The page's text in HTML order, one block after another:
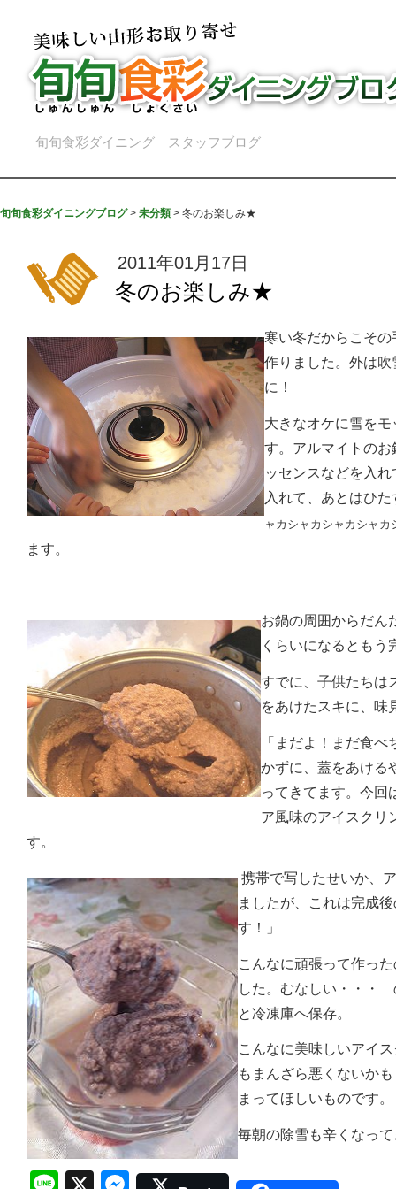
旬旬食彩ダイニング スタッフブログ
旬旬食彩ダイニングブログ> 未分類 > 冬のお楽しみ★
2011年01月17日
冬のお楽しみ★
寒い冬だからこそ
作りました。外は
に！
大きなオケに雪を
す。アルマイトのお
ッセンスなどを入
入れて、あとはひ
ャカシャカシャカシャ
ます。
お鍋の周囲からだん
くらいになるともう
すでに、子供たちは
をあけたスキに、味
「まだよ！まだ食
かずに、蓋をあける
ってきてます。今回
ア風味のアイスクリ
す
携帯で写したせいか、
ましたが、これは完成
す！」
こんなに頑張って作っ
した。むなしい・・・
と冷凍庫へ保存。
こんなに美味しいアイ
もまんざら悪くないか
まってほしいものです。
毎朝の除雪も辛くなっ